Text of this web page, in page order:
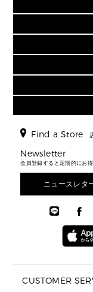
▶ ウィメ
折
ミ
Find a Store
Newsletter
会員登録すると定期的にお
ニュースレタ
CUSTOMER